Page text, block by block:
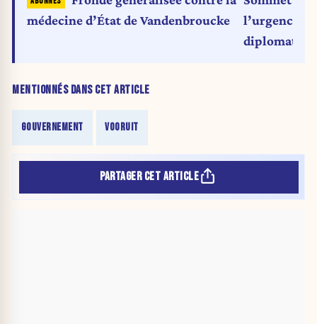
MENTIONNÉS DANS CET ARTICLE
GOUVERNEMENT VOORUIT
médecine d’État de Vandenbroucke
l’urgence
PARTAGER CET ARTICLE